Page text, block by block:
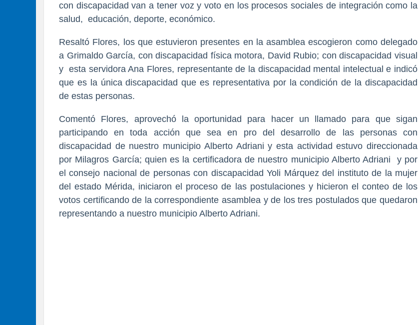
con discapacidad van a tener voz y voto en los procesos sociales de integración como la
salud, educación, deporte, económico.
Resaltó Flores, los que estuvieron presentes en la asamblea escogieron como delegado
a Grimaldo García, con discapacidad física motora, David Rubio; con discapacidad visual
y esta servidora Ana Flores, representante de la discapacidad mental intelectual e indicó
que es la única discapacidad que es representativa por la condición de la discapacidad
de estas personas.
Comentó Flores, aprovechó la oportunidad para hacer un llamado para que sigan
participando en toda acción que sea en pro del desarrollo de las personas con
discapacidad de nuestro municipio Alberto Adriani y esta actividad estuvo direccionada
por Milagros García; quien es la certificadora de nuestro municipio Alberto Adriani y por
el consejo nacional de personas con discapacidad Yoli Márquez del instituto de la mujer
del estado Mérida, iniciaron el proceso de las postulaciones y hicieron el conteo de los
votos certificando de la correspondiente asamblea y de los tres postulados que quedaron
representando a nuestro municipio Alberto Adriani.